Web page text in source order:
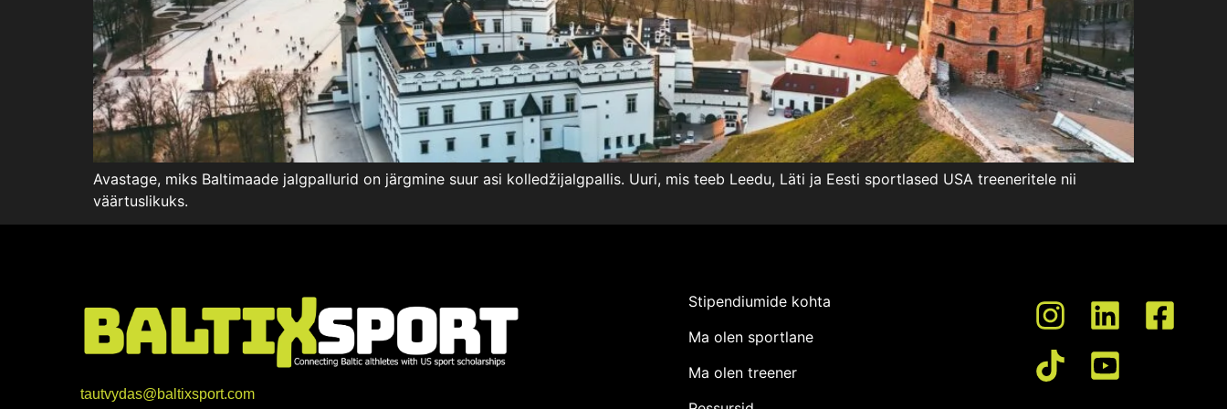
Avastage, miks Baltimaade jalgpallurid on järgmine suur asi kolledžijalgpallis. Uuri, mis teeb Leedu, Läti ja Eesti sportlased USA treeneritele nii
väärtuslikuks.
tautvydas@baltixsport.com
Stipendiumide kohta
Ma olen sportlane
Ma olen treener